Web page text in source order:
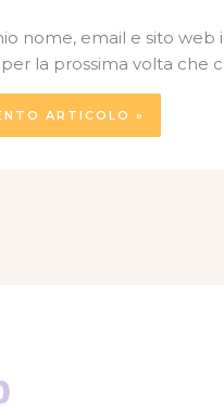
nome, email e sito web
la prossima volta che